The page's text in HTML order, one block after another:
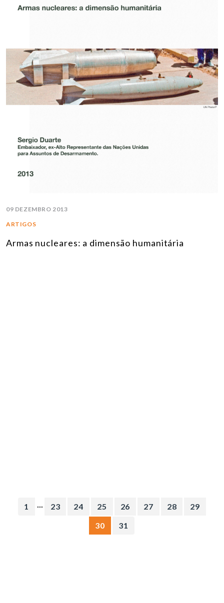
09 DEZEMBRO 2013
ARTIGOS
Armas nucleares: a dimensão humanitária
1 ... 23 24 25 26 27 28
29
30
31